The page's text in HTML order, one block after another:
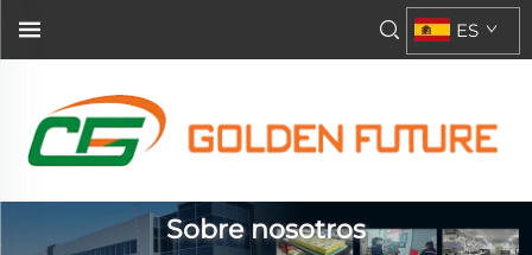
ES
Sobre nosotros